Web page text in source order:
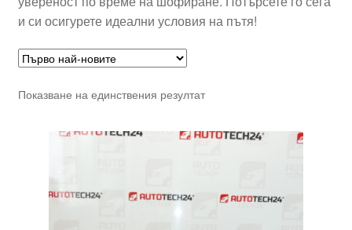
и си осигурете идеални условия на пътя!
Показване на единствения резултат